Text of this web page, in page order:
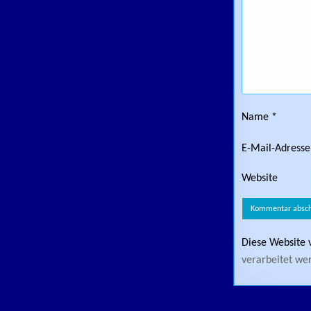
Name *
E-Mail-Adresse
Website
Diese Website
verarbeitet